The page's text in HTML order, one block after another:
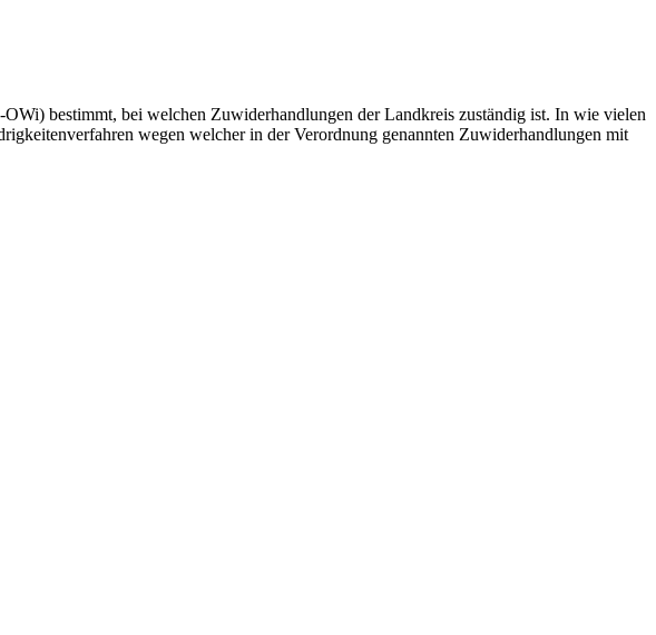
bestimmt, bei welchen Zuwiderhandlungen der Landkreis zuständig ist. In wie vielen
wegen welcher in der Verordnung genannten Zuwiderhandlungen mit